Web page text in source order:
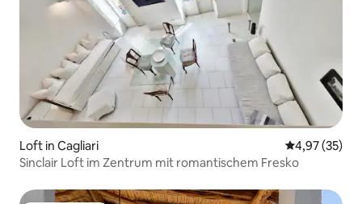
Loft in Cagliari
4,97 (35)
Sinclair Loft im Zentrum mit romantischem Fresko